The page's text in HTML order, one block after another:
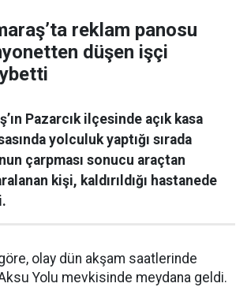
reklam panosu
düşen işçi
Pazarcık ilçesinde açık kasa
yolculuk yaptığı sırada
çarpması sonucu araçtan
kişi, kaldırıldığı hastanede
olay dün akşam saatlerinde
Yolu mevkisinde meydana geldi.